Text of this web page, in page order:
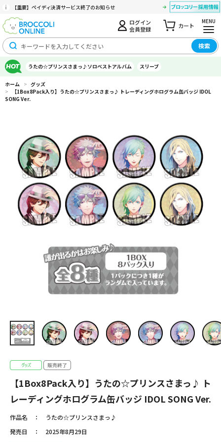
【重要】ペイディ決済サービス終了のお知らせ
ログイン
会員登録
カート
MENU
検索
うたの☆プリンスさまっ♪ソロベストアルバム スリーブ
ホーム > グッズ
>
【1Box8Pack入り】うたの☆プリンスさまっ♪ トレーディングホログラム缶バッジ IDOL
SONG Ver.
【1Box8Pack入り】うたの☆プリンスさまっ♪ ト
レーディングホログラム缶バッジ IDOL SONG Ver.
作品名
うたの☆プリンスさまっ♪
発売日
2025年8月29日